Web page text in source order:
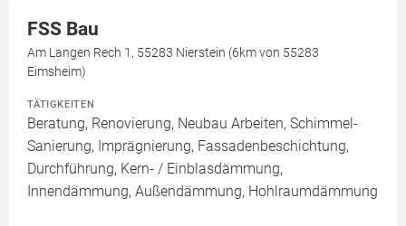
FSS Bau
Am Langen Rech 1, 55283 Nierstein (6km von 55283
Eimsheim)
TÄTIGKEITEN
Beratung, Renovierung, Neubau Arbeiten, Schimmel-
Sanierung, Imprägnierung, Fassadenbeschichtung,
Durchführung, Kern- / Einblasdämmung,
Innendämmung, Außendämmung, Hohlraumdämmung